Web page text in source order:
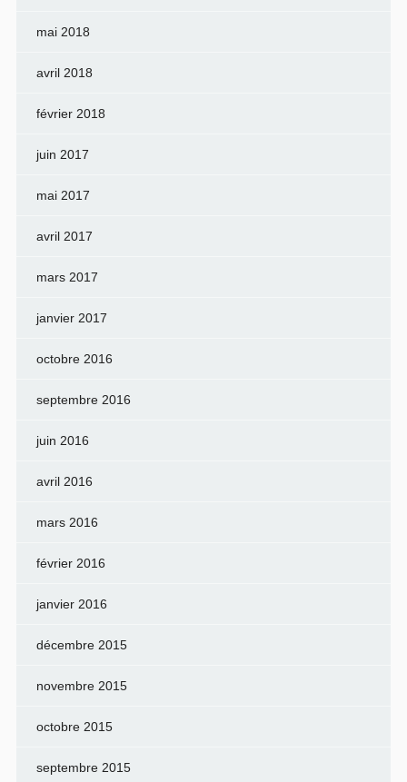
mai 2018
avril 2018
février 2018
juin 2017
mai 2017
avril 2017
mars 2017
janvier 2017
octobre 2016
septembre 2016
juin 2016
avril 2016
mars 2016
février 2016
janvier 2016
décembre 2015
novembre 2015
octobre 2015
septembre 2015